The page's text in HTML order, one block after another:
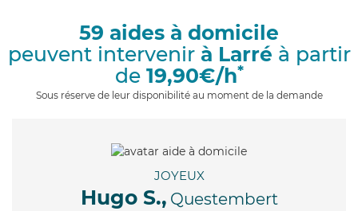
g
i
59 aides à domicile
peuvent intervenir à Larré à partir
de 19,90€/h*
Sous réserve de leur disponibilité au moment de la demande
JOYEUX
Hugo S., Questembert